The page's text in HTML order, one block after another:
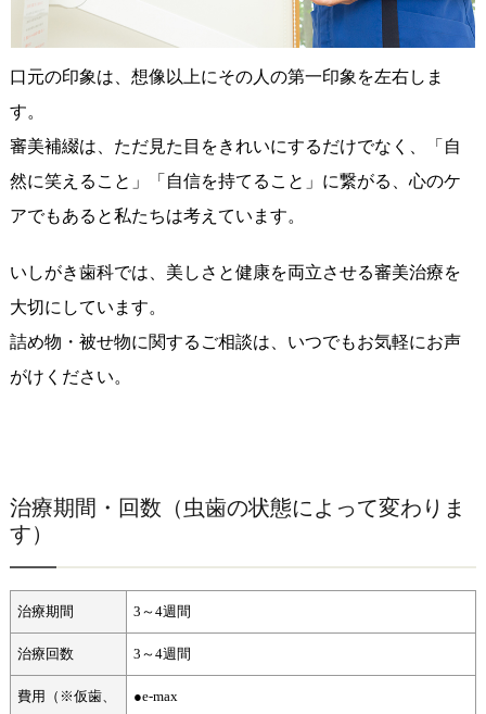
口元の印象は、想像以上にその人の第一印象を左右しま
す。
審美補綴は、ただ見た目をきれいにするだけでなく、「自
然に笑えること」「自信を持てること」に繋がる、心のケ
アでもあると私たちは考えています。
いしがき歯科では、美しさと健康を両立させる審美治療を
大切にしています。
詰め物・被せ物に関するご相談は、いつでもお気軽にお声
がけください。
治療期間・回数（虫歯の状態によって変わりま
す）
治療期間 3～4週間
治療回数 3～4週間
費用（※仮歯、
●e-max